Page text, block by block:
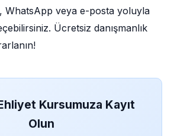
WhatsApp veya e-posta yoluyla
Ücretsiz danışmanlık
Kursumuza Kayıt
Olun